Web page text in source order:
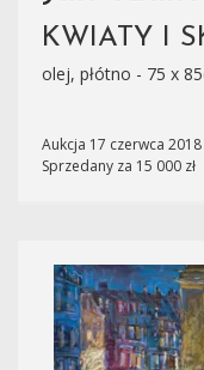
KWIATY I
olej, płótno - 75 x
Aukcja 17 czerwca
Sprzedany za 15 000 zł